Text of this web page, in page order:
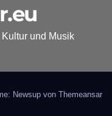
und Musik
Newsup von Themeansar